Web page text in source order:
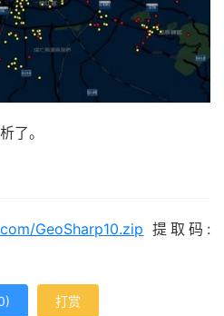
了。
GeoSharp10.zip 提取码:
) 打赏